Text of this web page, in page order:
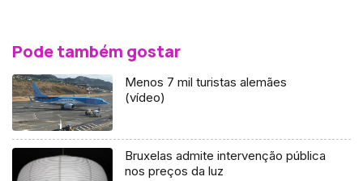
Pode também gostar
Menos 7 mil turistas alemães
(vídeo)
Bruxelas admite intervenção pública
nos preços da luz